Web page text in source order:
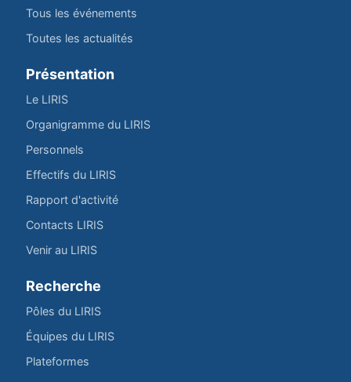
Tous les événements
Toutes les actualités
Présentation
Le LIRIS
Organigramme du LIRIS
Personnels
Effectifs du LIRIS
Rapport d'activité
Contacts LIRIS
Venir au LIRIS
Recherche
Pôles du LIRIS
Équipes du LIRIS
Plateformes